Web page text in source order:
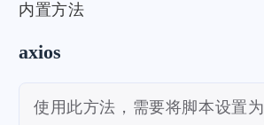
内置方法
axios
使用此方法，需要将脚本设置为